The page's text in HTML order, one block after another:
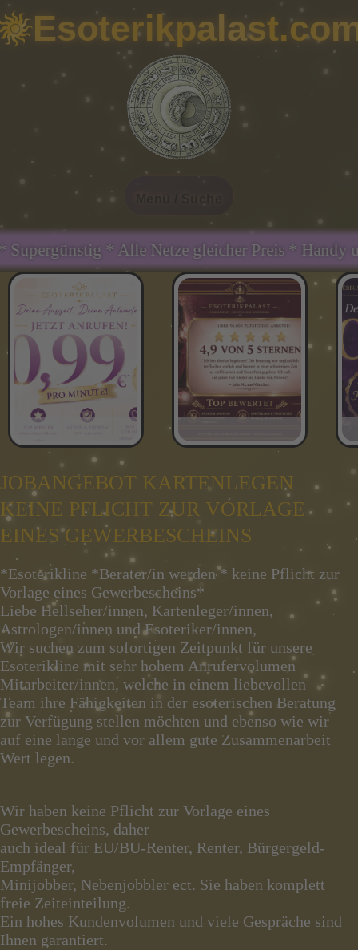
Menü / Suche
gleicher Preis * Handy und Festnetz gleicher
JOBANGEBOT KARTENLEGEN
KEINE PFLICHT ZUR VORLAGE
EINES GEWERBESCHEINS
*Esoterikline *Berater/in werden * keine Pflicht zur
Vorlage eines Gewerbescheins*
Liebe Hellseher/innen, Kartenleger/innen,
Astrologen/innen und Esoteriker/innen,
Wir suchen zum sofortigen Zeitpunkt für unsere
Esoterikline mit sehr hohem Anrufervolumen
Mitarbeiter/innen, welche in einem liebevollen
Team ihre Fähigkeiten in der esoterischen Beratung
zur Verfügung stellen möchten und ebenso wie wir
auf eine lange und vor allem gute Zusammenarbeit
Wert legen.
Wir haben keine Pflicht zur Vorlage eines
Gewerbescheins, daher
auch ideal für EU/BU-Renter, Renter, Bürgergeld-
Empfänger,
Minijobber, Nebenjobbler ect. Sie haben komplett
freie Zeiteinteilung.
Ein hohes Kundenvolumen und viele Gespräche sind
Ihnen garantiert.